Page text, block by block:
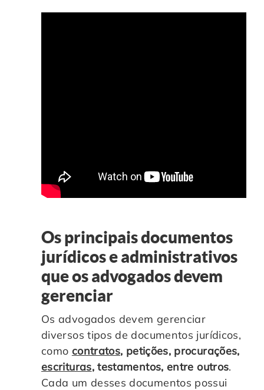
Os principais documentos
jurídicos e administrativos
que os advogados devem
gerenciar
Os advogados devem gerenciar
diversos tipos de documentos jurídicos,
como contratos, petições, procurações,
escrituras, testamentos, entre outros.
Cada um desses documentos possui